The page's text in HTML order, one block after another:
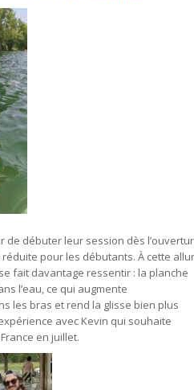
de débuter leur session dès
pour les débutants. À cette
fait davantage ressentir : la planche
l’eau, ce qui augmente
les bras et rend la glisse bien plus
avec Kevin qui souhaite
en juillet.